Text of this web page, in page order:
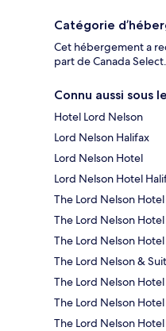
Catégorie
Cet hébergement a
part de Canada Select.
Connu aussi sous
Hotel Lord Nelson
Lord Nelson Halifax
Lord Nelson Hotel
Lord Nelson Hotel
The Lord Nelson
The Lord Nelson
The Lord Nelson
The Lord Nelson &
The Lord Nelson
The Lord Nelson
The Lord Nelson